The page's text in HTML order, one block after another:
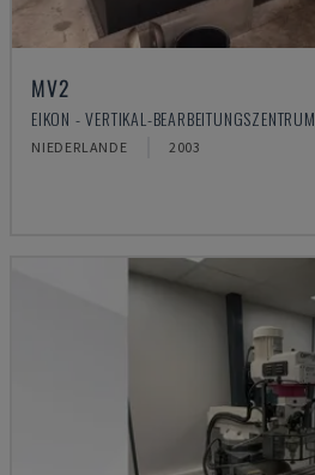
MV2
EIKON - VERTIKAL-BEARBEITUNGSZENTRUM
NIEDERLANDE 2003